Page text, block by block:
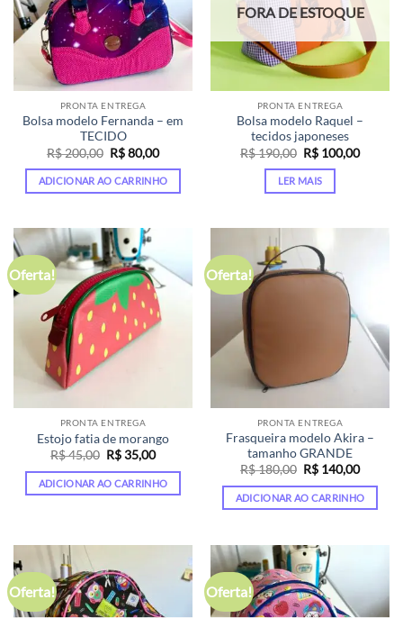
PRONTA ENTREGA
Bolsa modelo Fernanda – em
TECIDO
R$200,00 O
preço
original
era:
R$ 200,00.
R$80,00O
atual
é:
R$ 80,00.
ADICIONAR AO CARRINHO
FORA DE ESTOQUE
PRONTA ENTREGA
Bolsa modelo Raquel –
tecidos japoneses
R$190,00 O
preço
original
era:
R$ 190,00.
R$ 100,00O
LER MAIS
Oferta!
PRONTA ENTREGA
Estojo fatia de morango
R$45,00 O
preço
original
era:
R$35,00O
atual
é:
ADICIONAR AO CARRINHO
Oferta!
PRONTA ENTREGA
Frasqueira modelo Akira –
tamanho GRANDE
R$180,00 O
preço
original
era:
R$ 140,00O
atual
é:
ADICIONAR AO CARRINHO
Oferta! Oferta!